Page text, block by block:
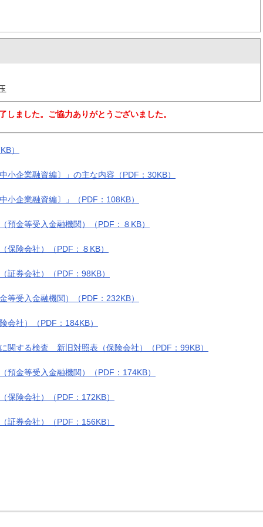
しました。ご協力ありがとうございました。
）
小企業融資編〕」の主な内容（PDF：30KB）
小企業融資編〕」（PDF：108KB）
金等受入金融機関）（PDF：８KB）
険会社）（PDF：８KB）
券会社）（PDF：98KB）
受入金融機関）（PDF：232KB）
社）（PDF：184KB）
関する検査 新旧対照表（保険会社）（PDF：99KB）
金等受入金融機関）（PDF：174KB）
険会社）（PDF：172KB）
券会社）（PDF：156KB）